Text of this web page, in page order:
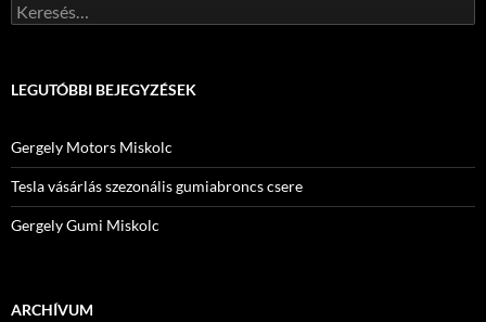
Keresés:
LEGUTÓBBI BEJEGYZÉSEK
Gergely Motors Miskolc
Tesla vásárlás szezonális gumiabroncs csere
Gergely Gumi Miskolc
ARCHÍVUM